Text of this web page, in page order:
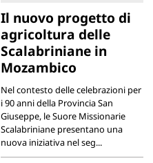
Il nuovo progetto di
agricoltura delle
Scalabriniane in
Mozambico
Nel contesto delle celebrazioni per
i 90 anni della Provincia San
Giuseppe, le Suore Missionarie
Scalabriniane presentano una
nuova iniziativa nel seg...